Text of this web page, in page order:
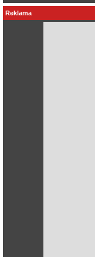
Reklama